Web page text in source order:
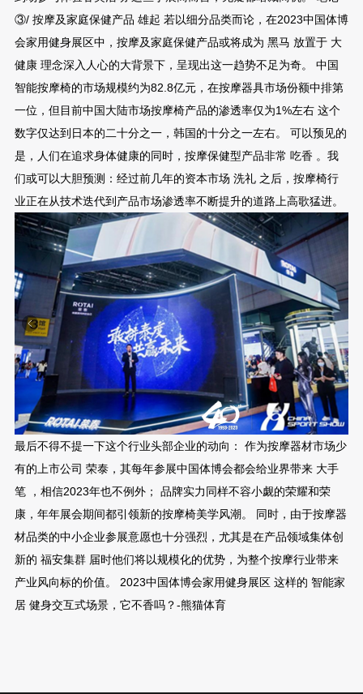
③/ 按摩及家庭保健产品 雄起 若以细分品类而论，在2023中国体博
会家用健身展区中，按摩及家庭保健产品或将成为 黑马 放置于 大
健康 理念深入人心的大背景下，呈现出这一趋势不足为奇。 中国
智能按摩椅的市场规模约为82.8亿元，在按摩器具市场份额中排第
一位，但目前中国大陆市场按摩椅产品的渗透率仅为1%左右 这个
数字仅达到日本的二十分之一，韩国的十分之一左右。 可以预见的
是，人们在追求身体健康的同时，按摩保健型产品非常 吃香 。我
们或可以大胆预测：经过前几年的资本市场 洗礼 之后，按摩椅行
业正在从技术迭代到产品市场渗透率不断提升的道路上高歌猛进。
最后不得不提一下这个行业头部企业的动向： 作为按摩器材市场少
有的上市公司 荣泰，其每年参展中国体博会都会给业界带来 大手
笔 ，相信2023年也不例外； 品牌实力同样不容小觑的荣耀和荣
康，年年展会期间都引领新的按摩椅美学风潮。 同时，由于按摩器
材品类的中小企业参展意愿也十分强烈，尤其是在产品领域集体创
新的 福安集群 届时他们将以规模化的优势，为整个按摩行业带来
产业风向标的价值。 2023中国体博会家用健身展区 这样的 智能家
居 健身交互式场景，它不香吗？-熊猫体育